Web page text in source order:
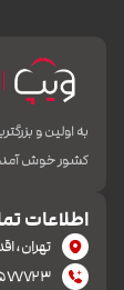
به اولین و
کشور خوش
اطلاعات
تهران،